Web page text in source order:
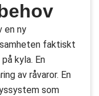
en ny
faktiskt
kyla. En
av råvaror. En
som